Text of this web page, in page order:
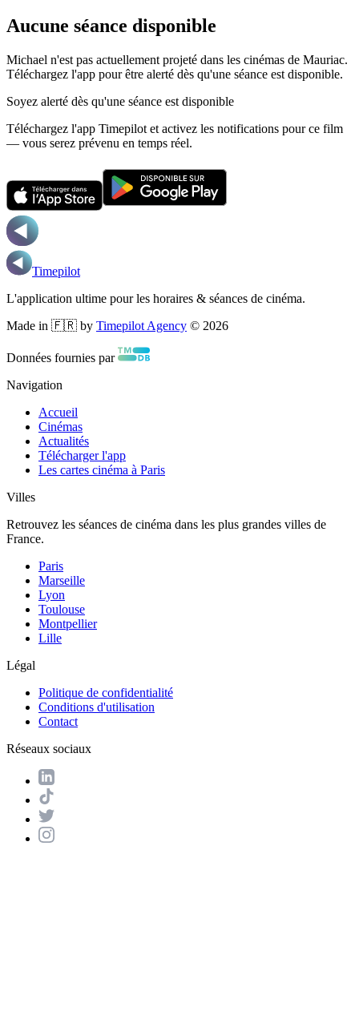
Aucune séance disponible
Michael n'est pas actuellement projeté dans les cinémas de Mauriac.
Téléchargez l'app pour être alerté dès qu'une séance est disponible.
Soyez alerté dès qu'une séance est disponible
Téléchargez l'app Timepilot et activez les notifications pour ce film
— vous serez prévenu en temps réel.
Timepilot
L'application ultime pour les horaires & séances de cinéma.
Made in 🇫🇷 by Timepilot Agency © 2026
Données fournies par
Navigation
Accueil
Cinémas
Actualités
Télécharger l'app
Les cartes cinéma à Paris
Villes
Retrouvez les séances de cinéma dans les plus grandes villes de
France.
Paris
Marseille
Lyon
Toulouse
Montpellier
Lille
Légal
Politique de confidentialité
Conditions d'utilisation
Contact
Réseaux sociaux